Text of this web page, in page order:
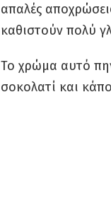
απαλές
καθιστούν πολύ
Το χρώμα αυτό
σοκολατί και